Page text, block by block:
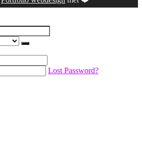
Lost Password?